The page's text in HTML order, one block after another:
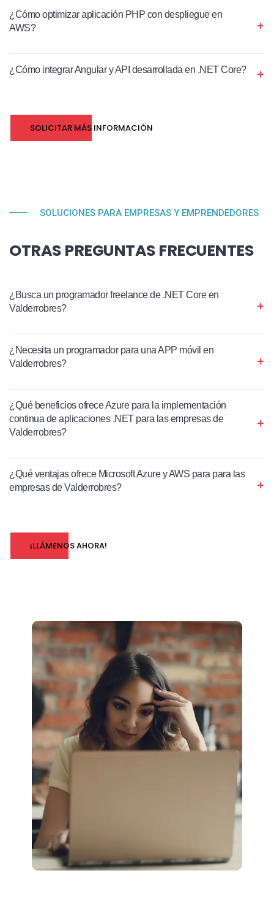
¿Cómo optimizar aplicación PHP con despliegue en
AWS?
¿Cómo integrar Angular y API desarrollada en .NET Core?
SOLICITAR MÁS INFORMACIÓN
SOLUCIONES PARA EMPRESAS Y EMPRENDEDORES
OTRAS PREGUNTAS FRECUENTES
¿Busca un programador freelance de .NET Core en
Valderrobres?
¿Necesita un programador para una APP móvil en
Valderrobres?
¿Qué beneficios ofrece Azure para la implementación
continua de aplicaciones .NET para las empresas de
Valderrobres?
¿Qué ventajas ofrece Microsoft Azure y AWS para para las
empresas de Valderrobres?
¡LLÁMENOS AHORA!